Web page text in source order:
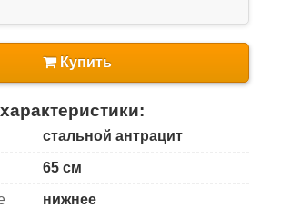
Купить
стальной антрацит
65 см
нижнее